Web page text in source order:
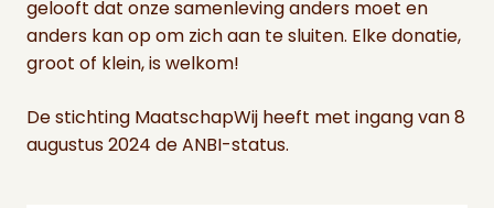
gelooft dat onze samenleving anders moet en
anders kan op om zich aan te sluiten. Elke donatie,
groot of klein, is welkom!
De stichting MaatschapWij heeft met ingang van 8
augustus 2024 de ANBI-status.